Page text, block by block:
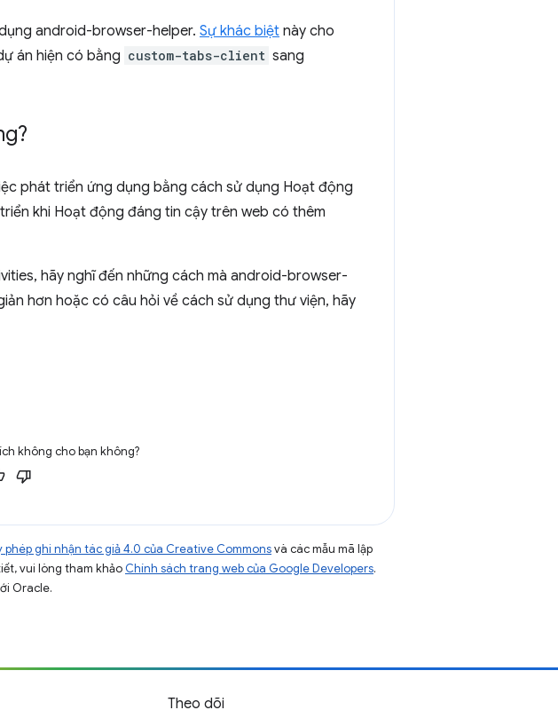
android-browser-helper. Sự khác biệt này cho
án hiện có bằng custom-tabs-client sang
phát triển ứng dụng bằng cách sử dụng Hoạt động
khi Hoạt động đáng tin cậy trên web có thêm
hãy nghĩ đến những cách mà android-browser-
hơn hoặc có câu hỏi về cách sử dụng thư viện, hãy
không cho bạn không?
phép ghi nhận tác giả 4.0 của Creative Commonsvà các mẫu mã lập
vui lòng tham khảo Chính sách trang web của Google Developers.
Oracle.
Theo dõi